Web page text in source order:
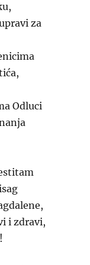
za
Odluci
i zdravi,